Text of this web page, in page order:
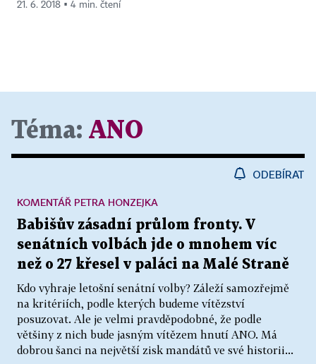
21. 6. 2018 ▪ 4 min. čtení
Téma: ANO
ODEBÍRAT
Babišův zásadní průlom fronty. V
senátních volbách jde o mnohem víc
než o 27 křesel v paláci na Malé Straně
Kdo vyhraje letošní senátní volby? Záleží samozřejmě
na kritériích, podle kterých budeme vítězství
posuzovat. Ale je velmi pravděpodobné, že podle
většiny z nich bude jasným vítězem hnutí ANO. Má
dobrou šanci na největší zisk mandátů ve své historii...
KOMENTÁŘ PETRA HONZEJKA